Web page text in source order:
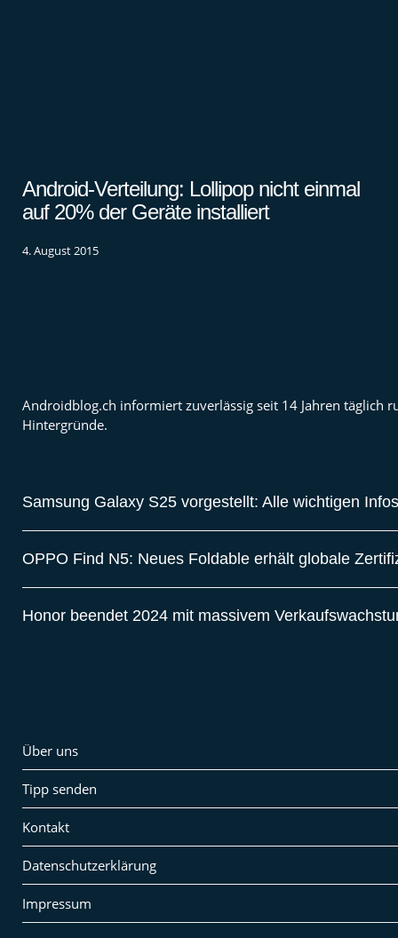
Android-Verteilung: Lollipop nicht einmal
auf 20% der Geräte installiert
4. August 2015
Androidblog.ch informiert zuverlässig seit 14 Jahren täglich
Hintergründe.
Samsung Galaxy S25 vorgestellt: Alle wichtigen Infos
OPPO Find N5: Neues Foldable erhält globale
Honor beendet 2024 mit massivem
Über uns
Tipp senden
Kontakt
Datenschutzerklärung
Impressum